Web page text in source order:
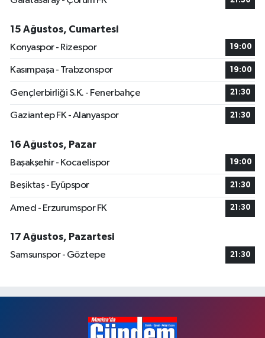
15 Ağustos, Cumartesi
Konyaspor - Rizespor
19:00
Kasımpaşa - Trabzonspor 19:00
Gençlerbirliği S.K. - Fenerbahçe 21:30
Gaziantep FK - Alanyaspor 21:30
16 Ağustos, Pazar
Başakşehir - Kocaelispor
19:00
Beşiktaş - Eyüpspor 21:30
Amed - Erzurumspor FK 21:30
17 Ağustos, Pazartesi
Samsunspor - Göztepe
21:30